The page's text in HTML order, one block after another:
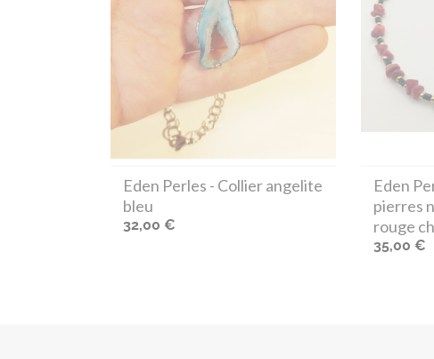
Eden Perles - Collier angelite
bleu
32,00 €
Eden
pierres
rouge
35,00 €